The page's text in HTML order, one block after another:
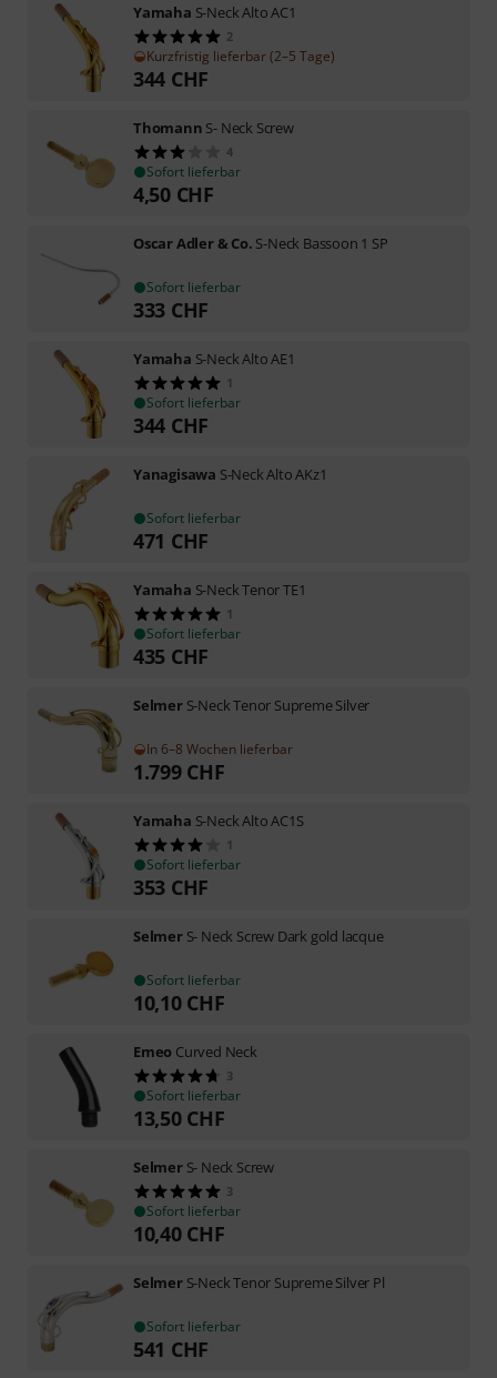
Yamaha S-Neck Alto AC1
2
Kurzfristig lieferbar (2–5 Tage)
344 CHF
Thomann S- Neck Screw
4
Sofort lieferbar
4,50 CHF
Oscar Adler & Co. S-Neck Bassoon 1 SP
Sofort lieferbar
333 CHF
Yamaha S-Neck Alto AE1
1
Sofort lieferbar
344 CHF
Yanagisawa S-Neck Alto AKz1
Sofort lieferbar
471 CHF
Yamaha S-Neck Tenor TE1
1
Sofort lieferbar
435 CHF
Selmer S-Neck Tenor Supreme Silver
In 6–8 Wochen lieferbar
1.799 CHF
Yamaha S-Neck Alto AC1S
1
Sofort lieferbar
353 CHF
Selmer S- Neck Screw Dark gold lacque
Sofort lieferbar
10,10 CHF
Emeo Curved Neck
3
Sofort lieferbar
13,50 CHF
Selmer S- Neck Screw
3
Sofort lieferbar
10,40 CHF
Selmer S-Neck Tenor Supreme Silver Pl
Sofort lieferbar
541 CHF